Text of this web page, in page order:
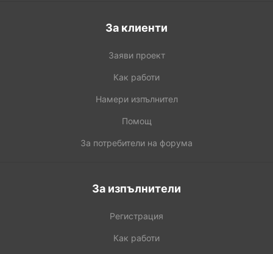
За клиенти
Заяви проект
Как работи
Намери изпълнител
Помощ
За потребители на форума
За изпълнители
Регистрация
Как работи